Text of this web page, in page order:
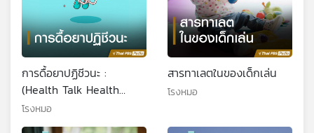
การดื้อยาปฏิชีวนะ :
(Health Talk Health
Tips)
โรงหมอ
สารทาเลตในของเด็กเล่น
โรงหมอ